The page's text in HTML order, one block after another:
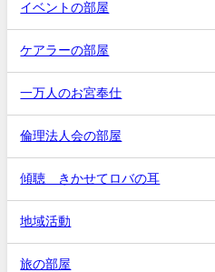
イベントの部屋
ケアラーの部屋
一万人のお宮奉仕
倫理法人会の部屋
傾聴 きかせてロバの耳
地域活動
旅の部屋